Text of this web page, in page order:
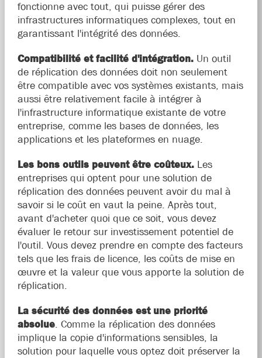
fonctionne avec tout, qui puisse gérer des
infrastructures informatiques complexes, tout en
garantissant l'intégrité des données.
Compatibilité et facilité d'intégration.Un outil
de réplication des données doit non seulement
être compatible avec vos systèmes existants, mais
aussi être relativement facile à intégrer à
l'infrastructure informatique existante de votre
entreprise, comme les bases de données, les
applications et les plateformes en nuage.
Les bons outils peuvent être coûteux.Les
entreprises qui optent pour une solution de
réplication des données peuvent avoir du mal à
savoir si le coût en vaut la peine. Après tout,
avant d'acheter quoi que ce soit, vous devez
évaluer le retour sur investissement potentiel de
l'outil. Vous devez prendre en compte des facteurs
tels que les frais de licence, les coûts de mise en
œuvre et la valeur que vous apporte la solution de
réplication.
La sécurité des données est une priorité
absolue. Comme la réplication des données
implique la copie d'informations sensibles, la
solution pour laquelle vous optez doit préserver la